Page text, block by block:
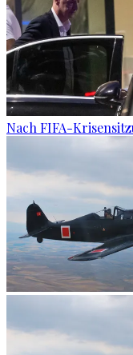
Nach FIFA-